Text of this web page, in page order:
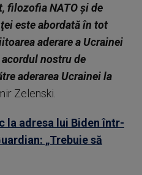
filozofia NATO şi de
este abordată în tot
aderare a Ucrainei
nostru de
aderarea Ucrainei la
Zelenski.
la adresa lui Biden într-
„Trebuie să